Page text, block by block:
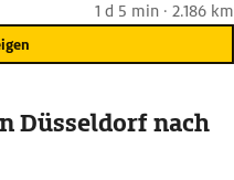
1 d 5 min · 2.186 km
Düsseldorf nach